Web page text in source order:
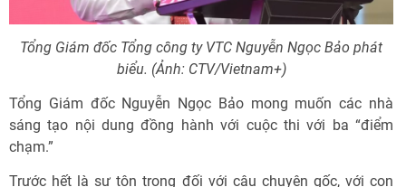
Tổng Giám đốc Tổng công ty VTC Nguyễn Ngọc Bảo phát
biểu. (Ảnh: CTV/Vietnam+)
Tổng Giám đốc Nguyễn Ngọc Bảo mong muốn các nhà
sáng tạo nội dung đồng hành với cuộc thi với ba “điểm
chạm.”
Trước hết là sự tôn trọng đối với câu chuyện gốc, với con